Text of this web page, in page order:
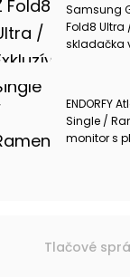
Samsung
Fold8 Ultra
skladačka
ENDORFY
Single /
monitor s
Tlačové